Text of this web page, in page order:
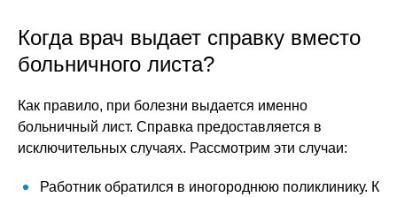
Когда врач выдает справку вместо
больничного листа?
Как правило, при болезни выдается именно
больничный лист. Справка предоставляется в
исключительных случаях. Рассмотрим эти случаи:
Работник обратился в иногороднюю поликлинику. К